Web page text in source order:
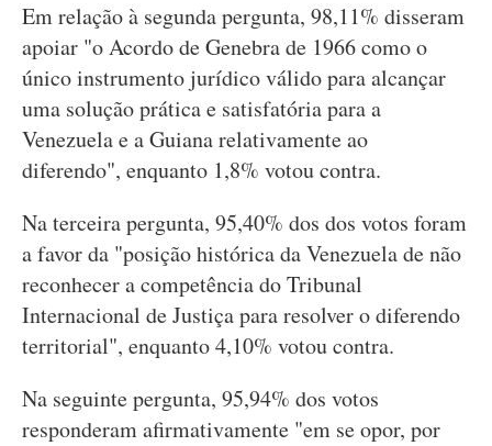
Em relação à segunda pergunta, 98,11% disseram
apoiar "o Acordo de Genebra de 1966 como o
único instrumento jurídico válido para alcançar
uma solução prática e satisfatória para a
Venezuela e a Guiana relativamente ao
diferendo", enquanto 1,8% votou contra.
Na terceira pergunta, 95,40% dos dos votos foram
a favor da "posição histórica da Venezuela de não
reconhecer a competência do Tribunal
Internacional de Justiça para resolver o diferendo
territorial", enquanto 4,10% votou contra.
Na seguinte pergunta, 95,94% dos votos
responderam afirmativamente "em se opor, por